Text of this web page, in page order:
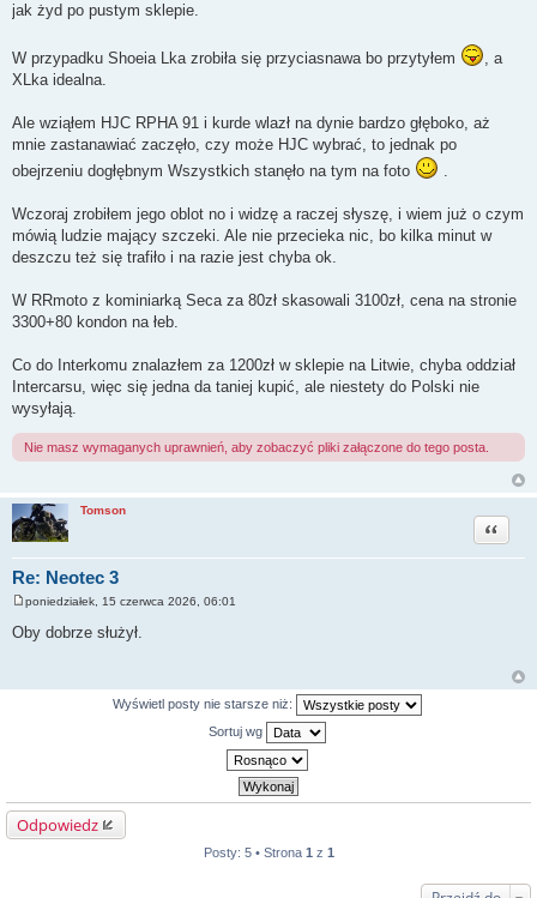
jak żyd po pustym sklepie.
W przypadku Shoeia Lka zrobiła się przyciasnawa bo przytyłem
, a
XLka idealna.
Ale wziąłem HJC RPHA 91 i kurde wlazł na dynie bardzo głęboko, aż
mnie zastanawiać zaczęło, czy może HJC wybrać, to jednak po
obejrzeniu dogłębnym Wszystkich stanęło na tym na foto
.
Wczoraj zrobiłem jego oblot no i widzę a raczej słyszę, i wiem już o czym
mówią ludzie mający szczeki. Ale nie przecieka nic, bo kilka minut w
deszczu też się trafiło i na razie jest chyba ok.
W RRmoto z kominiarką Seca za 80zł skasowali 3100zł, cena na stronie
3300+80 kondon na łeb.
Co do Interkomu znalazłem za 1200zł w sklepie na Litwie, chyba oddział
Intercarsu, więc się jedna da taniej kupić, ale niestety do Polski nie
wysyłają.
Nie masz wymaganych uprawnień, aby zobaczyć pliki załączone do tego posta.
Tomson
Re: Neotec 3
Cytuj
P
o
s
poniedziałek, 15 czerwca 2026, 06:01
Oby dobrze służył.
Wyświetl posty nie starsze niż:
Sortuj wg
Odpowiedz
Posty: 5 • Strona 1 z 1